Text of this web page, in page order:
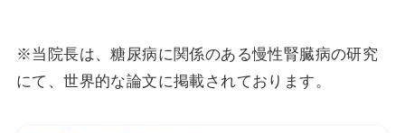
※当院長は、糖尿病に関係のある慢性腎臓病の研究
にて、世界的な論文に掲載されております。